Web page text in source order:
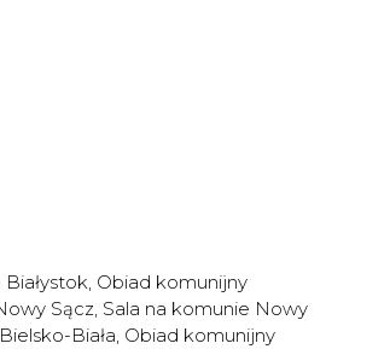
, Obiad komunijny
Sącz, Sala na komunie Nowy
Biała, Obiad komunijny